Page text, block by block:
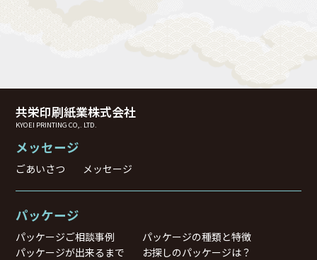
共栄印刷紙業株式会社
KYOEI PRINTING CO,. LTD.
メッセージ
ごあいさつ メッセージ
パッケージ
パッケージご相談事例
パッケージが出来るまで
パッケージの種類と特徴
お探しのパッケージは？